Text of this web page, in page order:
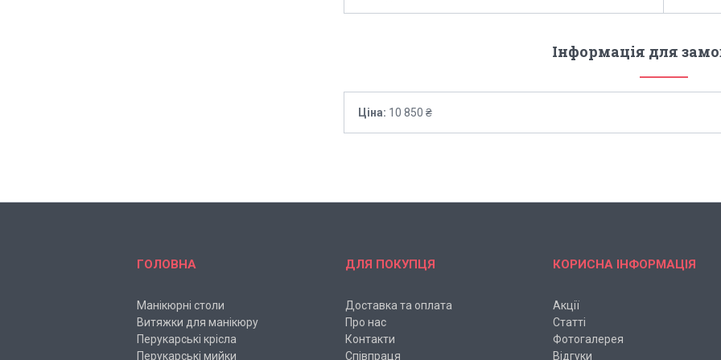
Інформація для
Ціна: 10 850 ₴
ГОЛОВНА
Манікюрні столи
Витяжки для манікюру
Перукарські крісла
Перукарські мийки
ДЛЯ ПОКУПЦЯ
Доставка та оплата
Про нас
Контакти
Співпраця
КОРИСНА ІНФОРМАЦІЯ
Акції
Статті
Фотогалерея
Відгуки